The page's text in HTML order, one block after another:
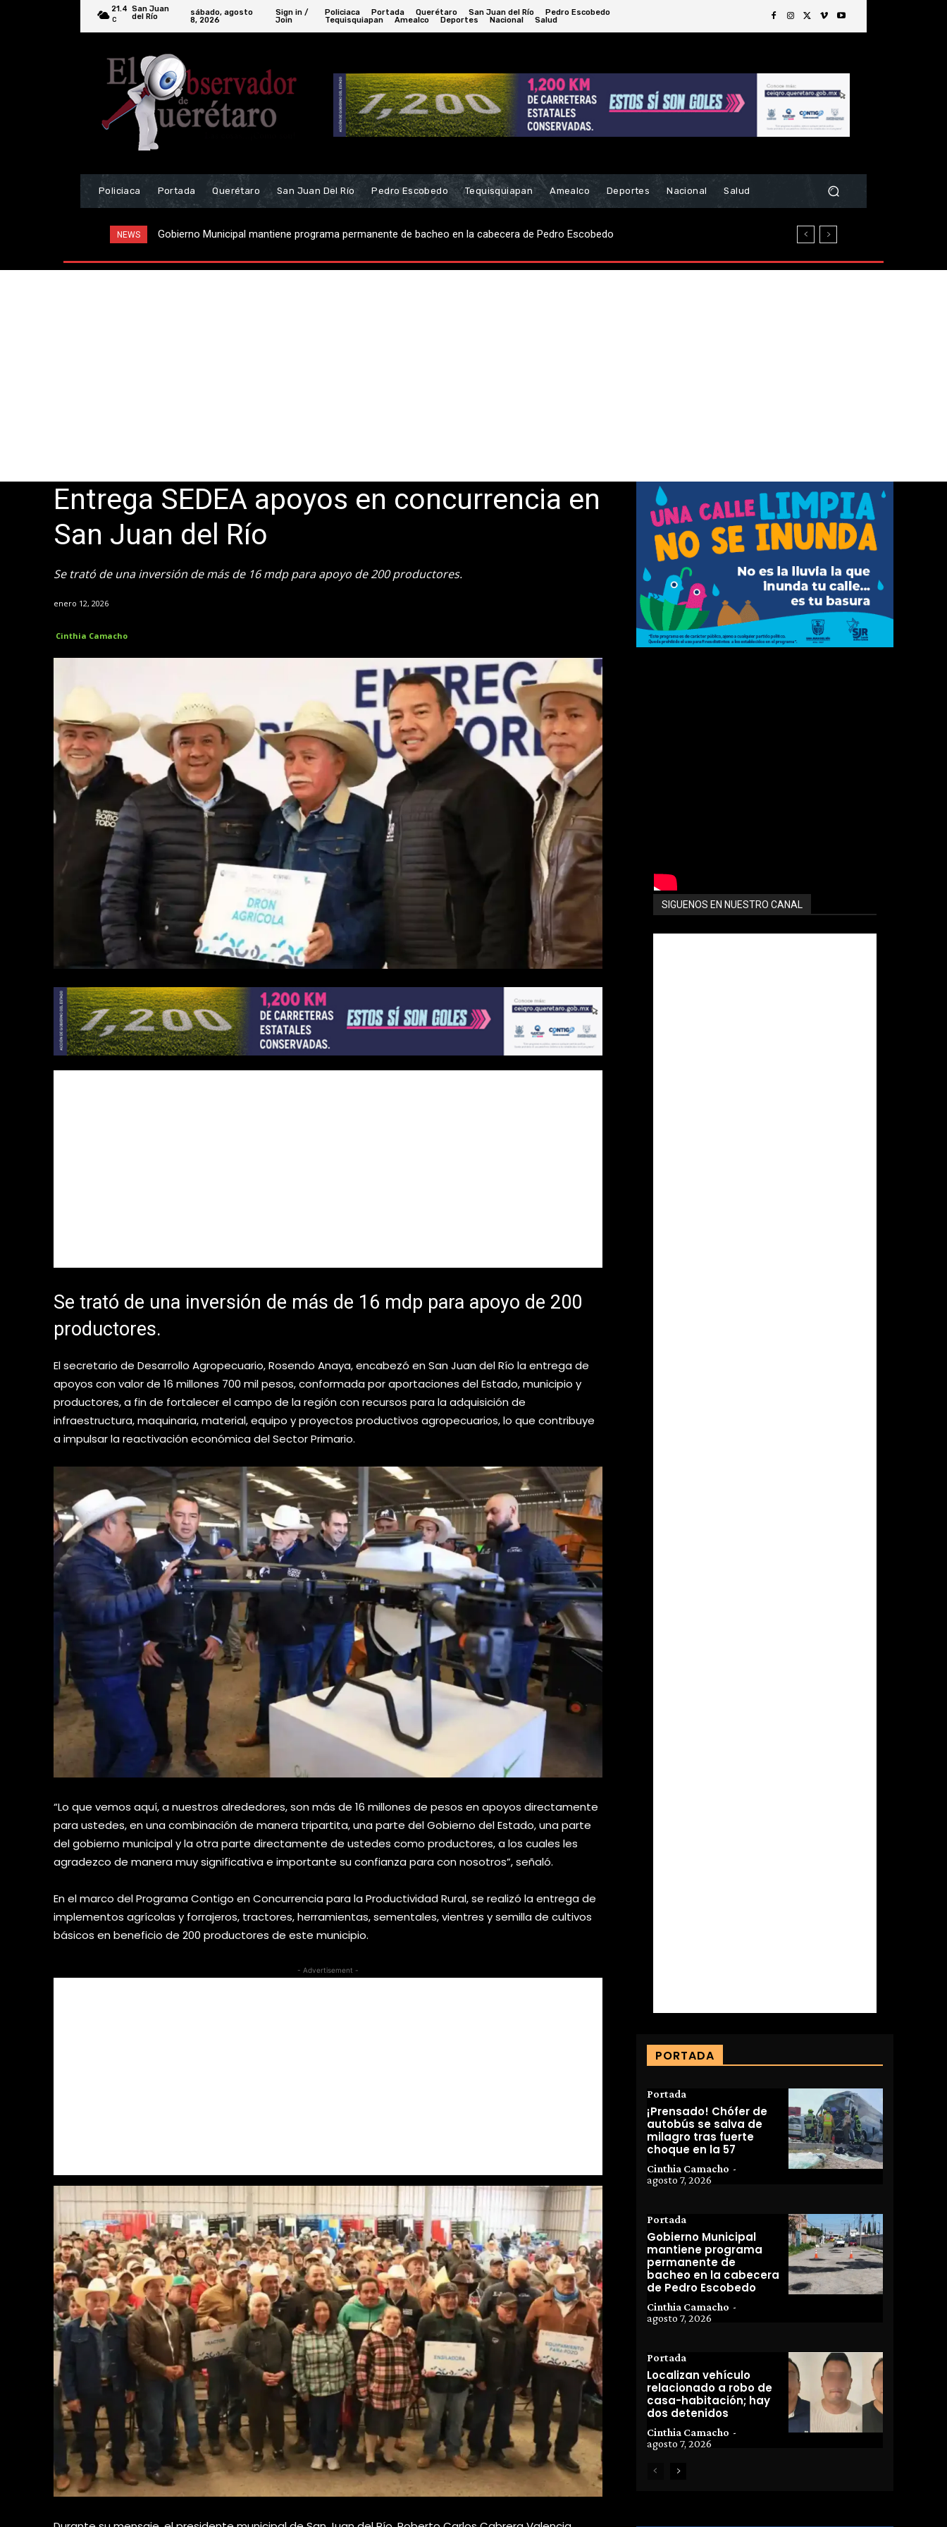
21.4
C
San Juan
del Río
sábado, agosto
8, 2026
Sign in /
Join
Policiaca Portada Querétaro San Juan del Río
Pedro Escobedo
Tequisquiapan
Amealco Deportes Nacional Salud
Policiaca Portada Querétaro San Juan Del Río Pedro Escobedo Tequisquiapan Amealco Deportes Nacional Salud
NEWS Localizan vehículo relacionado a robo de casa-habitación; hay dos detenidos
Entrega SEDEA apoyos en concurrencia en
San Juan del Río
Se trató de una inversión de más de 16 mdp para apoyo de 200 productores.
enero 12, 2026
Cinthia Camacho
Se trató de una inversión de más de 16 mdp para apoyo de 200
productores.
El secretario de Desarrollo Agropecuario, Rosendo Anaya, encabezó en San Juan del Río la entrega de
apoyos con valor de 16 millones 700 mil pesos, conformada por aportaciones del Estado, municipio y
productores, a fin de fortalecer el campo de la región con recursos para la adquisición de
infraestructura, maquinaria, material, equipo y proyectos productivos agropecuarios, lo que contribuye
a impulsar la reactivación económica del Sector Primario.
“Lo que vemos aquí, a nuestros alrededores, son más de 16 millones de pesos en apoyos directamente
para ustedes, en una combinación de manera tripartita, una parte del Gobierno del Estado, una parte
del gobierno municipal y la otra parte directamente de ustedes como productores, a los cuales les
agradezco de manera muy significativa e importante su confianza para con nosotros”, señaló.
En el marco del Programa Contigo en Concurrencia para la Productividad Rural, se realizó la entrega de
implementos agrícolas y forrajeros, tractores, herramientas, sementales, vientres y semilla de cultivos
básicos en beneficio de 200 productores de este municipio.
- Advertisement -
SIGUENOS EN NUESTRO CANAL
PORTADA
Portada
¡Prensado! Chófer de
autobús se salva de
milagro tras fuerte
choque en la 57
Cinthia Camacho -
agosto 7, 2026
Portada
Gobierno Municipal
mantiene programa
permanente de
bacheo en la cabecera
de Pedro Escobedo
Cinthia Camacho -
agosto 7, 2026
Portada
Localizan vehículo
relacionado a robo de
casa-habitación; hay
dos detenidos
Cinthia Camacho -
agosto 7, 2026